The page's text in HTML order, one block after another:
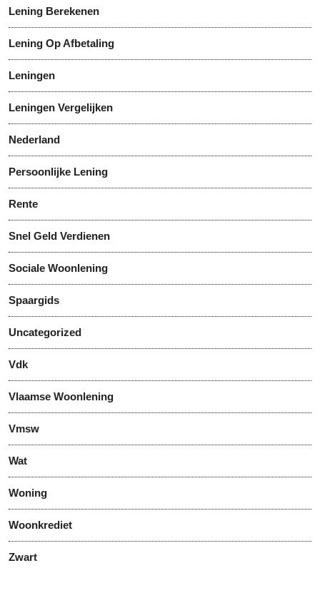
Lening Berekenen
Lening Op Afbetaling
Leningen
Leningen Vergelijken
Nederland
Persoonlijke Lening
Rente
Snel Geld Verdienen
Sociale Woonlening
Spaargids
Uncategorized
Vdk
Vlaamse Woonlening
Vmsw
Wat
Woning
Woonkrediet
Zwart